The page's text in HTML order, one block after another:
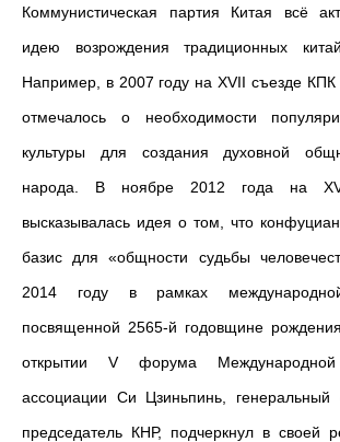
Коммунистическая партия Китая всё
идею возрождения традиционных
Например, в 2007 году на XVII съезде КПК
отмечалось о необходимости
культуры для создания духовной
народа. В ноябре 2012 года на
высказывалась идея о том, что
базис для «общности судьбы
2014 году в рамках
посвященной 2565-й годовщине
открытии V форума Международной
ассоциации Си Цзиньпинь, генеральный
председатель КНР, подчеркнул в своей